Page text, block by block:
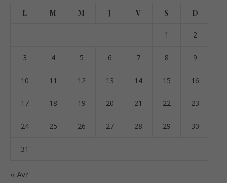
L M M J V S D
1 2
3 4 5 6 7 8 9
10 11 12 13 14 15 16
17 18 19 20 21 22 23
24 25 26 27 28 29 30
31
« Avr